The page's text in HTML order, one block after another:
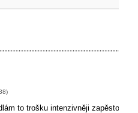
)
to trošku intenzivněji zapěstovat